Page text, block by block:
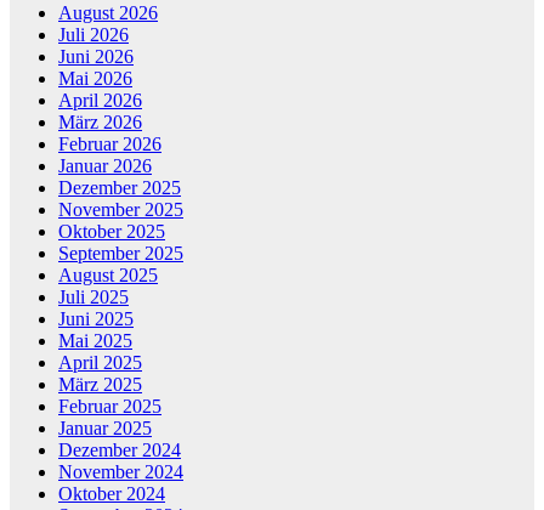
August 2026
Juli 2026
Juni 2026
Mai 2026
April 2026
März 2026
Februar 2026
Januar 2026
Dezember 2025
November 2025
Oktober 2025
September 2025
August 2025
Juli 2025
Juni 2025
Mai 2025
April 2025
März 2025
Februar 2025
Januar 2025
Dezember 2024
November 2024
Oktober 2024